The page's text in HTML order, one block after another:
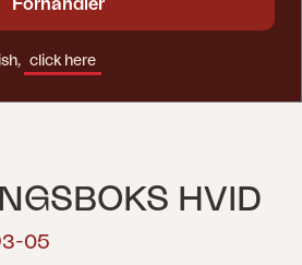
HVID
05
Forhandler
click here